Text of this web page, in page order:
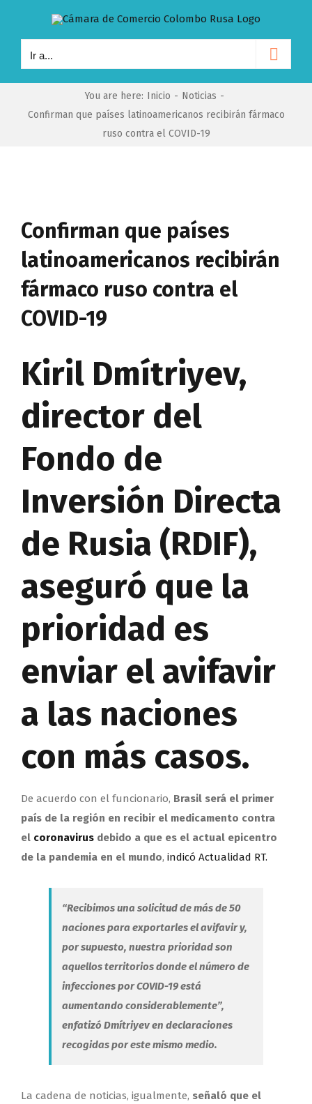
Ir a...
You are here: Inicio - Noticias -
Confirman que países latinoamericanos recibirán fármaco
ruso contra el COVID-19
imagen
grande
Confirman que países
latinoamericanos recibirán
fármaco ruso contra el
COVID-19
Kiril Dmítriyev,
director del
Fondo de
Inversión Directa
de Rusia (RDIF),
aseguró que la
prioridad es
enviar el avifavir
a las naciones
con más casos.
De acuerdo con el funcionario, Brasil será el primer
país de la región en recibir el medicamento contra
el coronavirus debido a que es el actual epicentro
de la pandemia en el mundo, indicó Actualidad RT.
“Recibimos una solicitud de más de 50
naciones para exportarles el avifavir y,
por supuesto, nuestra prioridad son
aquellos territorios donde el número de
infecciones por COVID-19 está
aumentando considerablemente”,
enfatizó Dmítriyev en declaraciones
recogidas por este mismo medio.
La cadena de noticias, igualmente, señaló que el